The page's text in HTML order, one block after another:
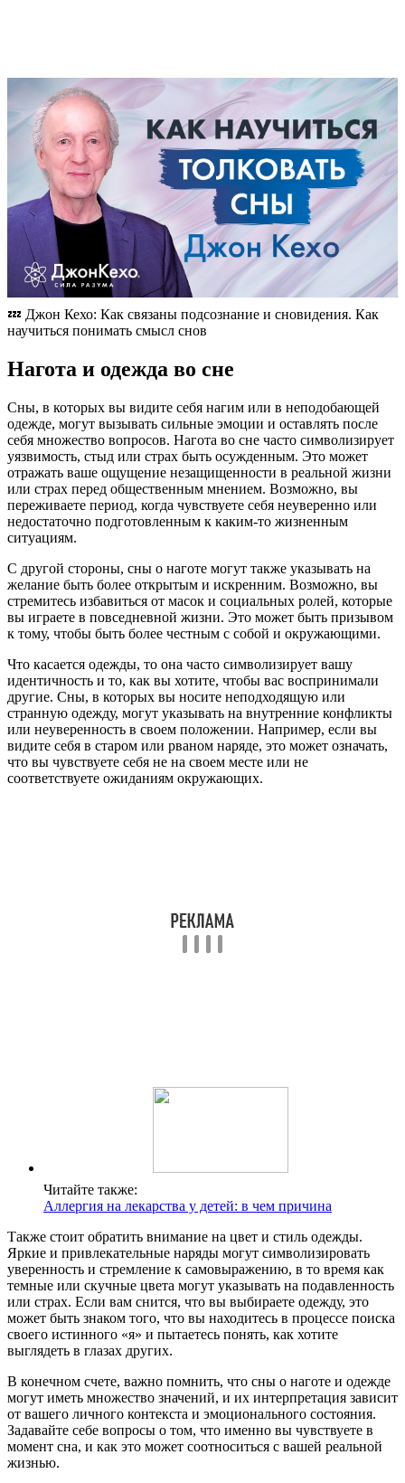
💤 Джон Кехо: Как связаны подсознание и сновидения. Как
научиться понимать смысл снов
Нагота и одежда во сне
Сны, в которых вы видите себя нагим или в неподобающей
одежде, могут вызывать сильные эмоции и оставлять после
себя множество вопросов. Нагота во сне часто символизирует
уязвимость, стыд или страх быть осужденным. Это может
отражать ваше ощущение незащищенности в реальной жизни
или страх перед общественным мнением. Возможно, вы
переживаете период, когда чувствуете себя неуверенно или
недостаточно подготовленным к каким-то жизненным
ситуациям.
С другой стороны, сны о наготе могут также указывать на
желание быть более открытым и искренним. Возможно, вы
стремитесь избавиться от масок и социальных ролей, которые
вы играете в повседневной жизни. Это может быть призывом
к тому, чтобы быть более честным с собой и окружающими.
Что касается одежды, то она часто символизирует вашу
идентичность и то, как вы хотите, чтобы вас воспринимали
другие. Сны, в которых вы носите неподходящую или
странную одежду, могут указывать на внутренние конфликты
или неуверенность в своем положении. Например, если вы
видите себя в старом или рваном наряде, это может означать,
что вы чувствуете себя не на своем месте или не
соответствуете ожиданиям окружающих.
Читайте также:
Аллергия на лекарства у детей: в чем причина
Также стоит обратить внимание на цвет и стиль одежды.
Яркие и привлекательные наряды могут символизировать
уверенность и стремление к самовыражению, в то время как
темные или скучные цвета могут указывать на подавленность
или страх. Если вам снится, что вы выбираете одежду, это
может быть знаком того, что вы находитесь в процессе поиска
своего истинного «я» и пытаетесь понять, как хотите
выглядеть в глазах других.
В конечном счете, важно помнить, что сны о наготе и одежде
могут иметь множество значений, и их интерпретация зависит
от вашего личного контекста и эмоционального состояния.
Задавайте себе вопросы о том, что именно вы чувствуете в
момент сна, и как это может соотноситься с вашей реальной
жизнью.